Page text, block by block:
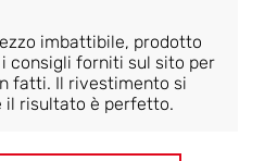
imbattibile, prodotto
consigli forniti sul sito per
fatti. Il rivestimento si
il risultato è perfetto.